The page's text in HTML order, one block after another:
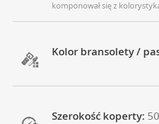
komponował się z
Kolor bransolety /
Szerokość koperty: 50